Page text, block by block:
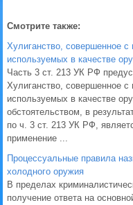
Смотрите также:
Хулиганство, совершенное
используемых в качестве
Часть 3 ст. 213 УК РФ
Хулиганство, совершенное
используемых в качестве
обстоятельством, в
по ч. 3 ст. 213 УК РФ,
применение ...
Процессуальные правила
холодного оружия
В пределах
получение ответа на